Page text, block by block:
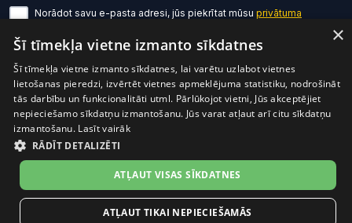
Norādot savu e-pasta adresi, jūs piekrītat mūsu privātuma
Pierakstīties
Preces cenā ir iekļauts PVN
© 2026 OptiO. Visas tiesības aizsargātas.
facebook
×
Šī tīmekļa vietne izmanto sīkdatnes
Šī tīmekļa vietne izmanto sīkdatnes, lai varētu uzlabot vietnes
lietošanas pieredzi, izvērtēt vietnes apmeklējuma statistiku, nodrošināt
tās darbību un funkcionalitāti utml. Pārlūkojot vietni, Jūs akceptējiet
nepieciešamo sīkdatņu izmantošanu. Jūs varat atļaut arī citu sīkdatņu
izmantošanu. Lasīt vairāk
RĀDĪT DETALIZĒTI
ATĻAUT VISAS SĪKDATNES
ATĻAUT TIKAI NEPIECIEŠAMĀS